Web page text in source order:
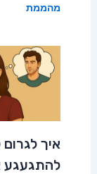
מהממת
איך לגרום
להתגעגע